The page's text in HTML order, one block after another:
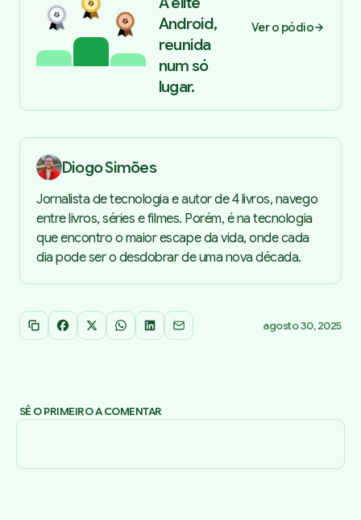
Android,
reunida
num só
lugar.
Ver o pódio
Diogo Simões
Jornalista de tecnologia e autor de 4 livros, navego
entre livros, séries e filmes. Porém, é na tecnologia
que encontro o maior escape da vida, onde cada
dia pode ser o desdobrar de uma nova década.
Copiar link
Facebook
X WhatsApp
LinkedInEmail agosto 30, 2025
SÊ O PRIMEIRO A COMENTAR